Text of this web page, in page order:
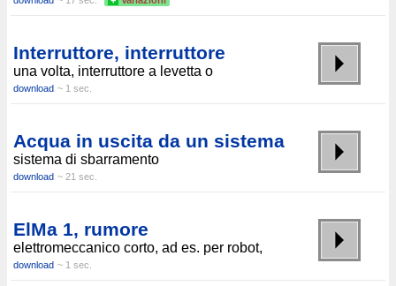
Interruttore, interruttore
una volta, interruttore a levetta o
download ~ 1 sec.
Acqua in uscita da un sistema
sistema di sbarramento
download ~ 21 sec.
ElMa 1, rumore
elettromeccanico corto, ad es. per robot,
download ~ 1 sec.